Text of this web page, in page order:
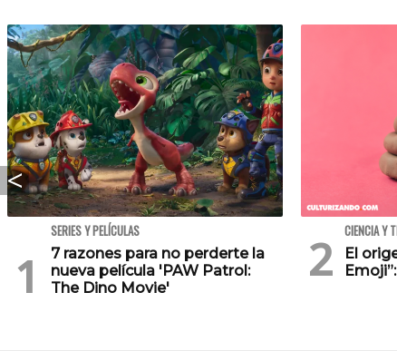
SERIES Y PELÍCULAS
7 razones para no perderte la
nueva película 'PAW Patrol:
The Dino Movie'
CIENCIA Y
El